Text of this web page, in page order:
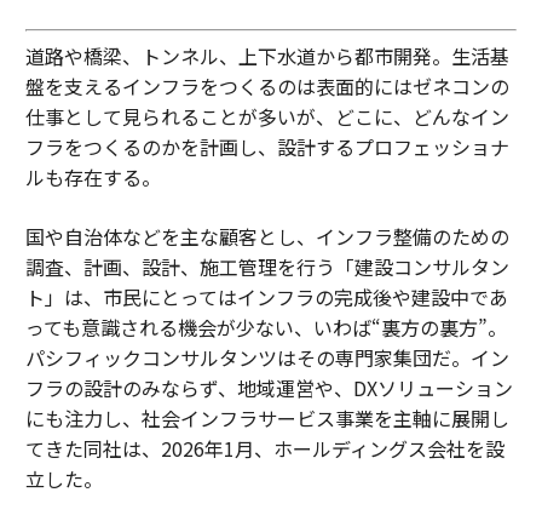
道路や橋梁、トンネル、上下水道から都市開発。生活基
盤を支えるインフラをつくるのは表面的にはゼネコンの
仕事として見られることが多いが、どこに、どんなイン
フラをつくるのかを計画し、設計するプロフェッショナ
ルも存在する。
国や自治体などを主な顧客とし、インフラ整備のための
調査、計画、設計、施工管理を行う「建設コンサルタン
ト」は、市民にとってはインフラの完成後や建設中であ
っても意識される機会が少ない、いわば“裏方の裏方”。
パシフィックコンサルタンツはその専門家集団だ。イン
フラの設計のみならず、地域運営や、DXソリューション
にも注力し、社会インフラサービス事業を主軸に展開し
てきた同社は、2026年1月、ホールディングス会社を設
立した。